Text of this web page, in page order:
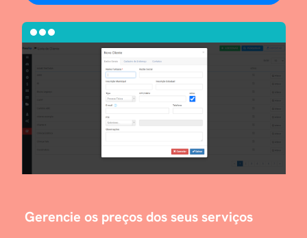
Gerencie os preços dos seus serviços